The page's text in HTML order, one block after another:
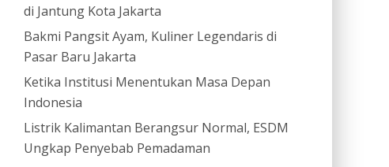
di Jantung Kota Jakarta
Bakmi Pangsit Ayam, Kuliner Legendaris di
Pasar Baru Jakarta
Ketika Institusi Menentukan Masa Depan
Indonesia
Listrik Kalimantan Berangsur Normal, ESDM
Ungkap Penyebab Pemadaman